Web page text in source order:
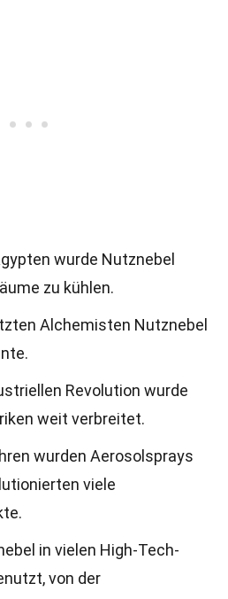
wurde Nutznebel
zu kühlen.
Alchemisten Nutznebel
Revolution wurde
weit verbreitet.
wurden Aerosolsprays
viele
in vielen High-Tech-
von der